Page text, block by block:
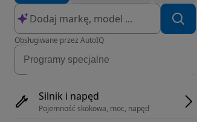
Obsługiwane przez AutoIQ
Silnik i napęd
Pojemność skokowa, moc, napęd